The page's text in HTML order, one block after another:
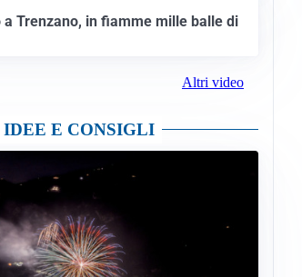
a Trenzano, in fiamme mille balle di
Altri video
IDEE E CONSIGLI